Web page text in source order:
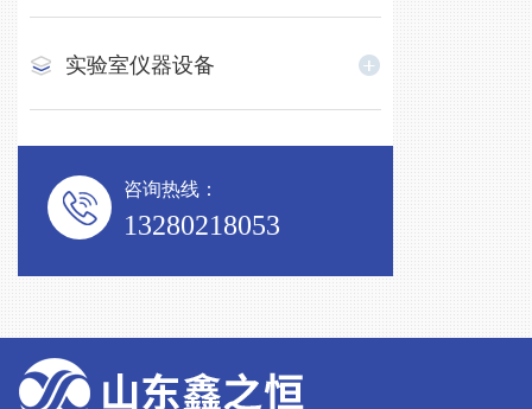
实验室仪器设备
咨询热线：
13280218053